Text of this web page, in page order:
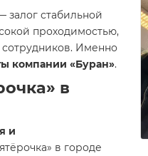
стабильной
проходимостью,
Именно
компании «Буран».
в
и
в городе